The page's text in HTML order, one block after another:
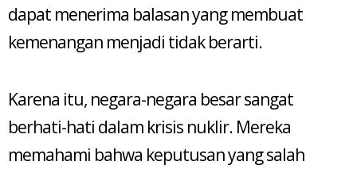
dapat menerima balasan yang membuat
kemenangan menjadi tidak berarti.
Karena itu, negara-negara besar sangat
berhati-hati dalam krisis nuklir. Mereka
memahami bahwa keputusan yang salah